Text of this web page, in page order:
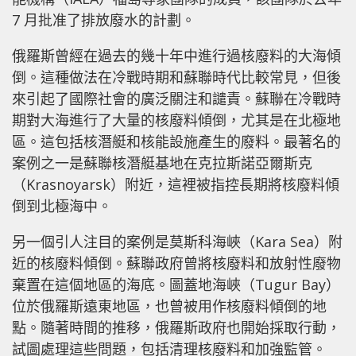
7 月批准了排放廢水的計劃。
俄羅斯曾經在過去的幾十年中進行過核廢料的大海傾
倒。這種做法在冷戰時期和蘇聯時代比較常見，但後
來引起了國際社會的廣泛關注和譴責。蘇聯在冷戰時
期對大海進行了大量的核廢料傾倒，尤其是在北極地
區。這包括核潛艇和核能設施產生的廢料。最著名的
案例之一是蘇聯核潛艇基地在克拉斯諾亞爾斯克
（Krasnoyarsk）附近，這裡被指控長期將核廢料傾
倒到北極海中。
另一個引人注目的案例是莫斯科海峽（Kara Sea）附
近的核廢料傾倒。蘇聯政府曾將核廢料和放射性廢物
棄置在這個地區的海底。圖蓋地海峽（Tugur Bay）
位於俄羅斯遠東地區，也曾被用作核廢料傾倒的地
點。隨著時間的推移，俄羅斯政府也開始採取行動，
試圖處理這些問題，包括清理核廢料和加強監管。